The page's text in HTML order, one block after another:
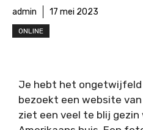
admin 17 mei 2023
ONLINE
Je hebt het ongetwijfeld
bezoekt een website
ziet een veel te blij